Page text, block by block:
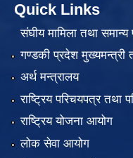
Quick Links
संघीय मामिला तथा
गण्डकी प्रदेश मुख्यमन्त्री
अर्थ मन्त्रालय
राष्ट्रिय परिचयपत्र तथा
राष्ट्रिय योजना आयोग
लोक सेवा आयोग